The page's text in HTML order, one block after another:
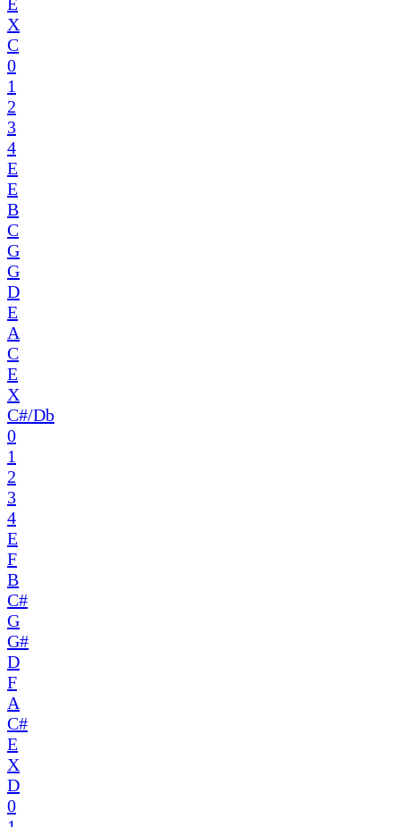
X
C
0
1
2
3
4
E
E
B
C
G
G
D
E
A
C
E
X
C#/Db
0
1
2
3
4
E
F
B
C#
G
G#
D
F
A
C#
E
X
D
0